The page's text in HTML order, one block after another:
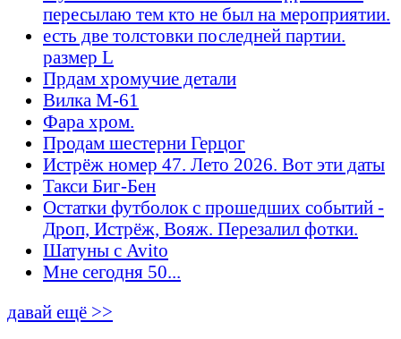
пересылаю тем кто не был на мероприятии.
есть две толстовки последней партии.
размер L
Прдам хромучие детали
Вилка М-61
Фара хром.
Продам шестерни Герцог
Истрёж номер 47. Лето 2026. Вот эти даты
Такси Биг-Бен
Остатки футболок с прошедших событий -
Дроп, Истрёж, Вояж. Перезалил фотки.
Шатуны с Avito
Мне сегодня 50...
давай ещё >>